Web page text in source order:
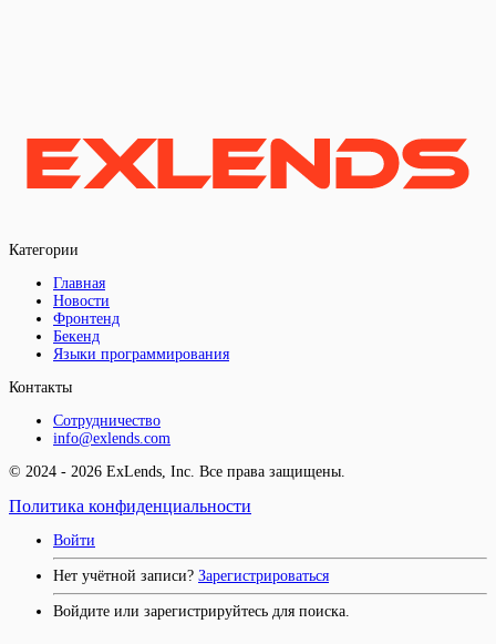
Категории
Главная
Новости
Фронтенд
Бекенд
Языки программирования
Контакты
Сотрудничество
info@exlends.com
© 2024 - 2026 ExLends, Inc. Все права защищены.
Политика конфиденциальности
Войти
Нет учётной записи? Зарегистрироваться
Войдите или зарегистрируйтесь для поиска.